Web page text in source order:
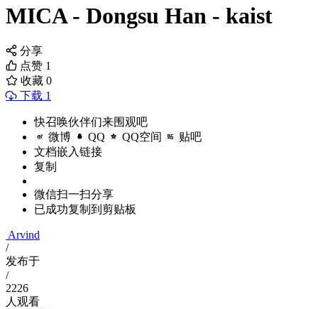
MICA - Dongsu Han - kaist
分享
点赞 1
收藏 0
下载 1
快召唤伙伴们来围观吧
微博 QQ QQ空间 贴吧
文档嵌入链接
复制
微信扫一扫分享
已成功复制到剪贴板
Arvind
/
发布于
/
2226
人观看